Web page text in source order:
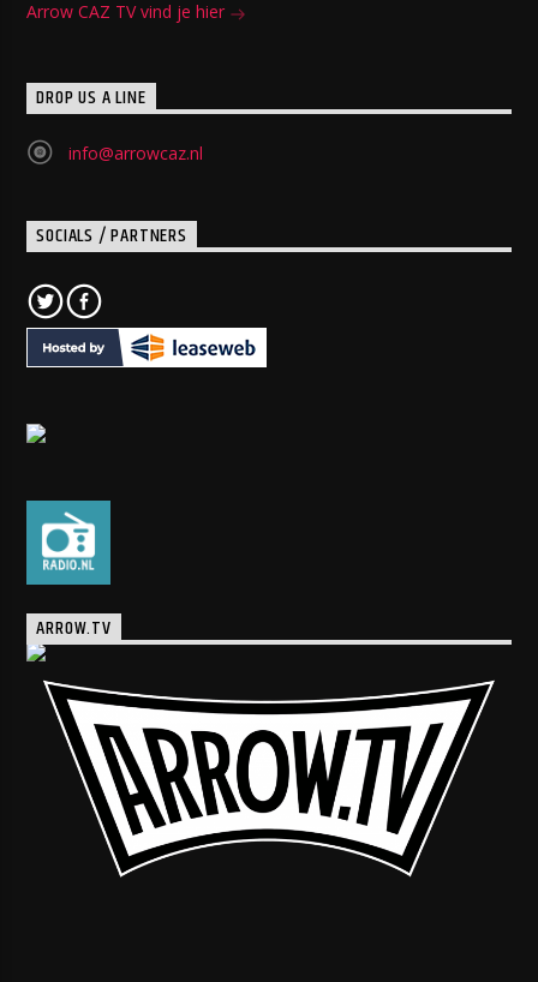
Arrow CAZ TV vind je hier
DROP US A LINE
info@arrowcaz.nl
SOCIALS / PARTNERS
ARROW.TV